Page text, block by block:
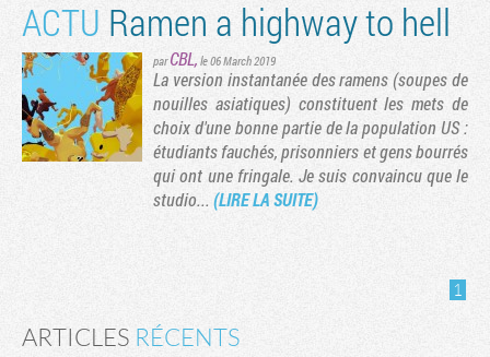
ACTU Ramen a highway to hell
parCBL, le 06 March 2019
La version instantanée des ramens (soupes de
nouilles asiatiques) constituent les mets de
choix d'une bonne partie de la population US :
étudiants fauchés, prisonniers et gens bourrés
qui ont une fringale. Je suis convaincu que le
studio... (LIRE LA SUITE)
1
ARTICLES RÉCENTS
Tribune